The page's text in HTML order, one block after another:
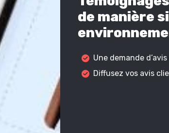
de manière
Une demande
Diffusez vos avis